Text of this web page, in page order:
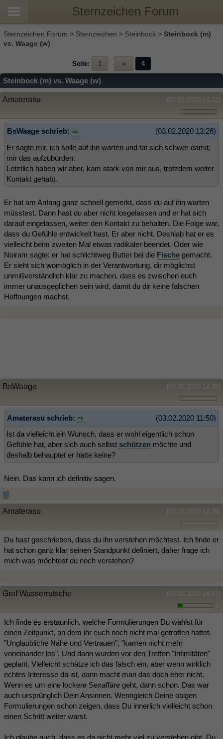
Sternzeichen Forum
Sternzeichen Forum > Sternzeichen > Steinbock > Steinbock (m)
vs. Waage (w)
Seite: 1 « 4
Steinbock (m) vs. Waage (w)
(03.02.2020 14:13)
Amaterasu
(03.02.2020 13:26)
BsWaage schrieb:
Er sagte mir, ich solle auf ihn warten und tat sich schwer damit,
mir das aufzubürden.
Letztlich haben wir aber, kam stark von mir aus, trotzdem weiter
Kontakt gehabt.
Er hat am Anfang ganz schnell gemerkt, dass du auf ihn warten
müsstest. Dann hast du aber nicht losgelassen und er hat sich
darauf eingelassen, weiter den Kontakt zu behalten. Die Folge war,
dass du Gefühle entwickelt hast. Er aber nicht. Deshlab hat er es
vielleicht beim zweiten Mal etwas radikaler beendet. Oder wie
Noiram sagte: er hat schlichtweg Butter bei die Fische gemacht.
Er sieht sich womöglich in der Verantwortung, dir möglichst
unmißverständlich klar zu machen, dass es zwischen euch
immer unausgeglichen sein wird, damit du dir keine falschen
Hoffnungen machst.
(03.02.2020 14:30)
BsWaage
(03.02.2020 11:50)
Amaterasu schrieb:
Ist da vielleicht ein Wunsch, dass er wohl eigentlich schon
Gefühle hat, aber sich auch selbst schützen möchte und
deshalb behauptet er hätte keine?
Nein. Das kann ich definitiv sagen.
(03.02.2020 14:36)
Amaterasu
Du hast geschrieben, dass du ihn verstehen möchtest. Ich finde er
hat schon ganz klar seinen Standpunkt definiert, daher frage ich
mich was möchtest du noch verstehen?
(03.02.2020 14:51)
Graf Wasserrutsche
Ich finde es erstaunlich, welche Formulierungen Du wählst für
einen Zeitpunkt, an dem ihr euch noch nicht mal getroffen hattet.
"Unglaubliche Nähe und Vertrauen", "kamen nicht mehr
voneinander los". Und dann wurden vor den Treffen "Intimitäten"
geplant. Vielleicht schätze ich das falsch ein, aber wenn wirklich
echtes Interesse da ist, dann macht man das doch eher nicht.
Wenn es um eine lockere Sexaffäre geht, dann schon. Das war
auch ursprünglich Dein Ansinnen. Wenngleich Deine obigen
Formulierungen schon zeigen, dass Du innerlich vielleicht schon
einen Schritt weiter warst.
Ich glaube auch, dass es da nicht mehr viel zu verstehen gibt. Du